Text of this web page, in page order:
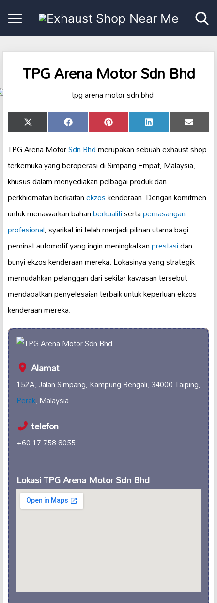
TPG Arena Motor Sdn Bhd
Share
on
X
(Twitter)
Share
on
Facebook Share
on
Pinterest Share
on
LinkedIn Share
on
Email
TPG Arena MotorSdn Bhdmerupakan sebuah exhaust shop
terkemuka yang beroperasi di Simpang Empat, Malaysia,
khusus dalam menyediakan pelbagai produk dan
perkhidmatan berkaitanekzoskenderaan. Dengan komitmen
untuk menawarkan bahanberkualitisertapemasangan
profesional, syarikat ini telah menjadi pilihan utama bagi
peminat automotif yang ingin meningkatkanprestasidan
bunyi ekzos kenderaan mereka. Lokasinya yang strategik
memudahkan pelanggan dari sekitar kawasan tersebut
mendapatkan penyelesaian terbaik untuk keperluan ekzos
kenderaan mereka.
Alamat
152A, Jalan Simpang, Kampung Bengali, 34000 Taiping,
Perak, Malaysia
telefon
+60 17-758 8055
Lokasi TPG Arena Motor Sdn Bhd